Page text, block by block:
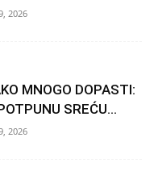
2026
MNOGO DOPASTI:
SREĆU...
2026